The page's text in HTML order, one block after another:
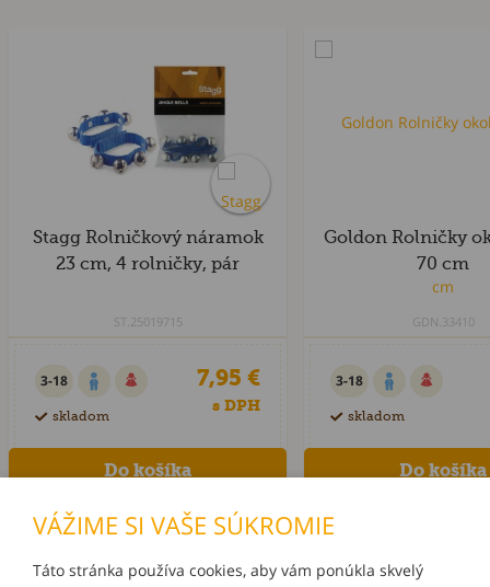
Stagg Rolničkový náramok
23 cm, 4 rolničky, pár
ST.25019715
3-18
skladom
7,95 €
s DPH
Goldon Rolničky
70 cm
GDN.33410
3-18
skladom
VÁŽIME SI VAŠE SÚKROMIE
Táto stránka používa cookies, aby vám ponúkla skvelý